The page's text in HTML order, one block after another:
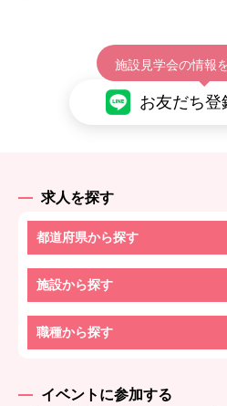
施設見学会の情報
お友だち登
求人を探す
都道府県から探す
施設から探す
職種から探す
イベントに参加する